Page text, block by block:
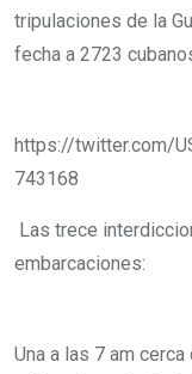
tripulaciones de la
fecha a 2723
https://twitter.com/
743168
Las trece
embarcaciones:
Una a las 7 am